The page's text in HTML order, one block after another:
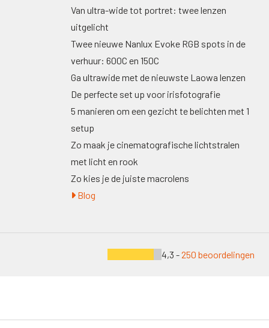
Van ultra-wide tot portret: twee lenzen
uitgelicht
Twee nieuwe Nanlux Evoke RGB spots in de
verhuur: 600C en 150C
Ga ultrawide met de nieuwste Laowa lenzen
De perfecte set up voor irisfotografie
5 manieren om een gezicht te belichten met 1
setup
Zo maak je cinematografische lichtstralen
met licht en rook
Zo kies je de juiste macrolens
Blog
4,3 -250 beoordelingen